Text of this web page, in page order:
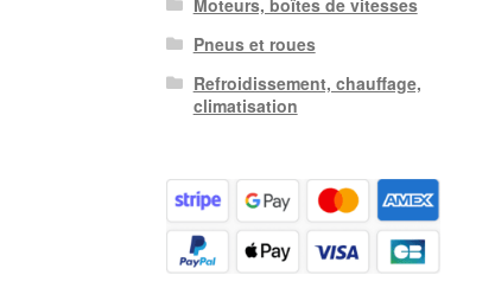
Moteurs, boîtes de vitesses
Pneus et roues
Refroidissement, chauffage,
climatisation